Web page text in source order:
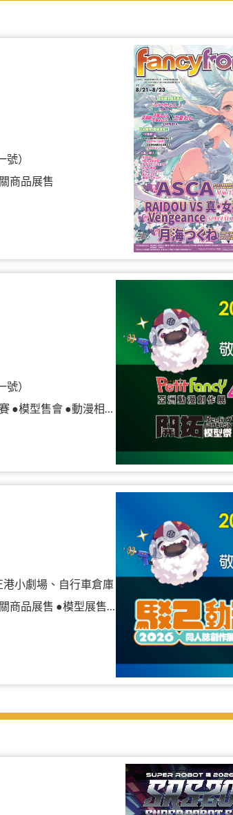
）
商品展售
）
會 ●動漫相關商品展售
港小劇場、自行車倉庫
模型展售 ●二手物品販售攤